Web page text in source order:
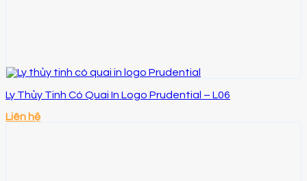
Ly Thủy Tinh Có Quai In Logo Prudential – L06
Liên hệ